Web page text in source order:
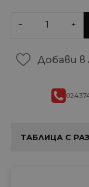
− +
Добави в
ТАБЛИЦА С